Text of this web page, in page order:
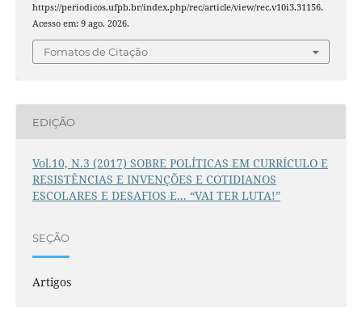
https://periodicos.ufpb.br/index.php/rec/article/view/rec.v10i3.31156.
Acesso em: 9 ago. 2026.
Fomatos de Citação
EDIÇÃO
Vol.10, N.3 (2017) SOBRE POLÍTICAS EM CURRÍCULO E
RESISTÊNCIAS E INVENÇÕES E COTIDIANOS
ESCOLARES E DESAFIOS E... “VAI TER LUTA!”
SEÇÃO
Artigos